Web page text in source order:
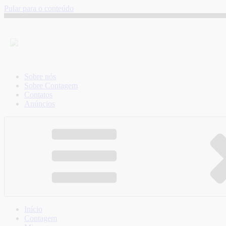
Pular para o conteúdo
Sobre nós
Sobre Contagem
Contatos
Anúncios
Início
Contagem